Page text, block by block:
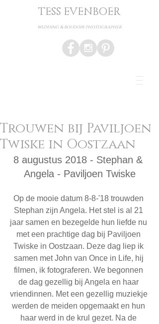
TESS EVENBOER
wedding & boudoir photographer
Trouwen bij Paviljoen
Twiske in Oostzaan
8 augustus 2018 - Stephan &
Angela - Paviljoen Twiske
Op de mooie datum 8-8-'18 trouwden
Stephan zijn Angela. Het stel is al 21
jaar samen en bezegelde hun liefde nu
met een prachtige dag bij Paviljoen
Twiske in Oostzaan. Deze dag liep ik
samen met John van Once in Life, hij
filmen, ik fotograferen. We begonnen
de dag gezellig bij Angela en haar
vriendinnen. Met een gezellig muziekje
werden de meiden opgemaakt en hun
haar werd in de krul gezet. Na de